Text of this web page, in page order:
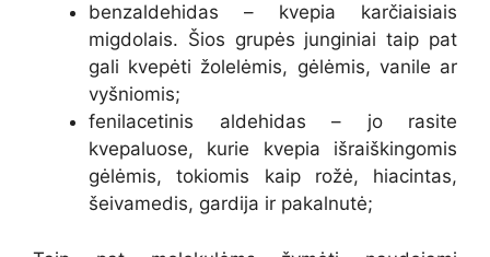
benzaldehidas – kvepia karčiaisiais
migdolais. Šios grupės junginiai taip pat
gali kvepėti žolelėmis, gėlėmis, vanile ar
vyšniomis;
fenilacetinis aldehidas – jo rasite
kvepaluose, kurie kvepia išraiškingomis
gėlėmis, tokiomis kaip rožė, hiacintas,
šeivamedis, gardija ir pakalnutė;